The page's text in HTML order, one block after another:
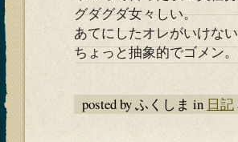
グダグダ女々しい。
あてにしたオレがいけな
ちょっと抽象的でゴメン。
posted by ふくしま in 日記